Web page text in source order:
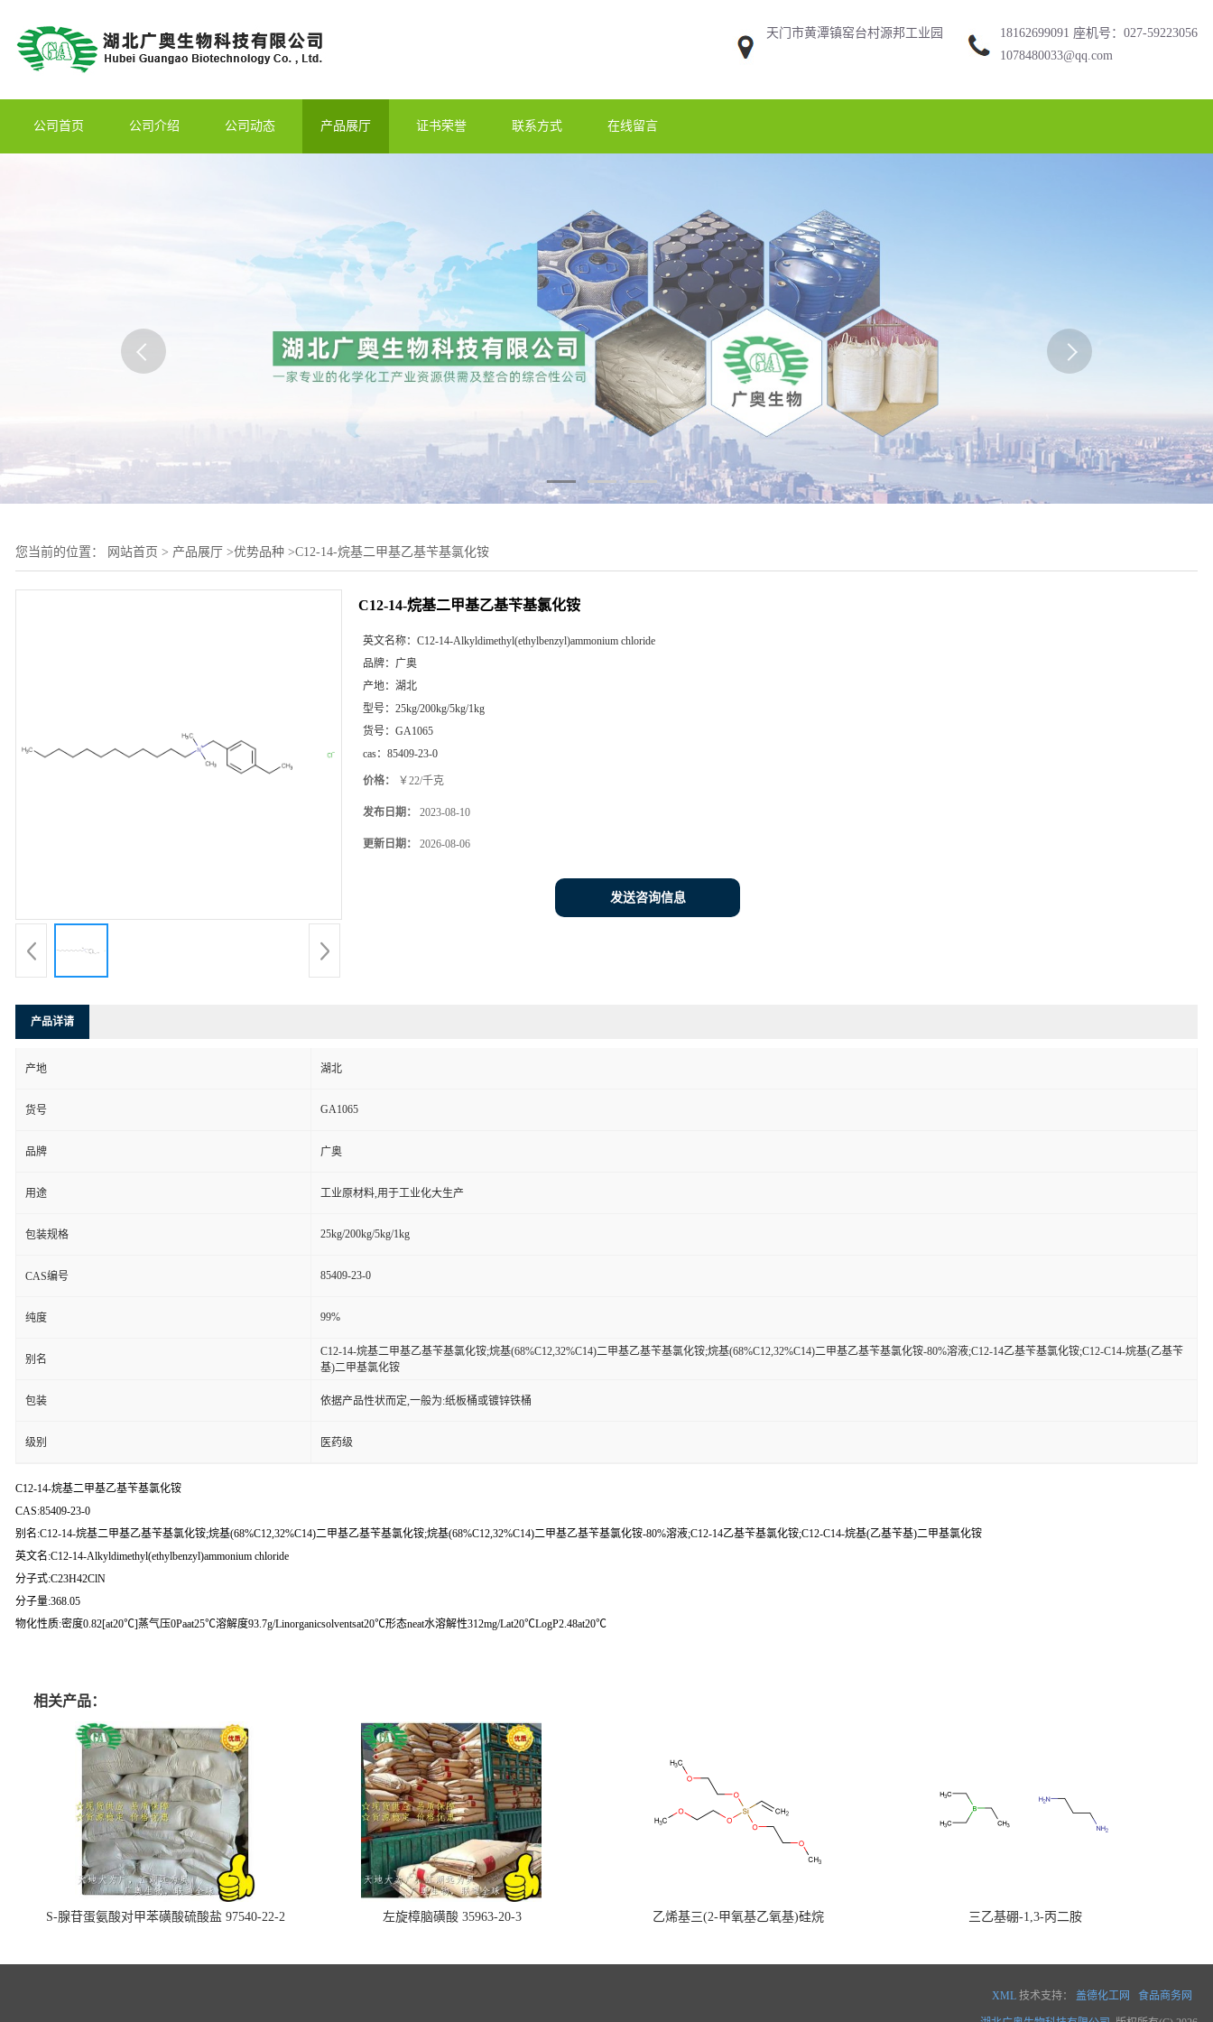
天门市黄潭镇窑台村源邦工业园
18162699091 座机号：027-59223056
1078480033@qq.com
公司首页 公司介绍 公司动态 产品展厅 证书荣誉 联系方式 在线留言
您当前的位置： 网站首页 > 产品展厅 >优势品种 >C12-14-烷基二甲基乙基苄基氯化铵
C12-14-烷基二甲基乙基苄基氯化铵
英文名称： C12-14-Alkyldimethyl(ethylbenzyl)ammonium chloride
品牌： 广奥
产地： 湖北
型号： 25kg/200kg/5kg/1kg
货号： GA1065
cas： 85409-23-0
价格： ￥22/千克
发布日期： 2023-08-10
更新日期： 2026-08-06
发送咨询信息
产品详请
产地 湖北
货号 GA1065
品牌 广奥
用途 工业原材料,用于工业化大生产
包装规格 25kg/200kg/5kg/1kg
CAS编号 85409-23-0
纯度 99%
别名
C12-14-烷基二甲基乙基苄基氯化铵;烷基(68%C12,32%C14)二甲基乙基苄基氯化铵;烷基(68%C12,32%C14)二甲基乙基苄基氯化铵-80%溶液;C12-14乙基苄基氯化铵;C12-C14-烷基(乙基苄
基)二甲基氯化铵
包装 依据产品性状而定,一般为:纸板桶或镀锌铁桶
级别 医药级
C12-14-烷基二甲基乙基苄基氯化铵
CAS:85409-23-0
别名:C12-14-烷基二甲基乙基苄基氯化铵;烷基(68%C12,32%C14)二甲基乙基苄基氯化铵;烷基(68%C12,32%C14)二甲基乙基苄基氯化铵-80%溶液;C12-14乙基苄基氯化铵;C12-C14-烷基(乙基苄基)二甲基氯化铵
英文名:C12-14-Alkyldimethyl(ethylbenzyl)ammonium chloride
分子式:C23H42ClN
分子量:368.05
物化性质:密度0.82[at20℃]蒸气压0Paat25℃溶解度93.7g/Linorganicsolventsat20℃形态neat水溶解性312mg/Lat20℃LogP2.48at20℃
相关产品：
S-腺苷蛋氨酸对甲苯磺酸硫酸盐 97540-22-2 左旋樟脑磺酸 35963-20-3 乙烯基三(2-甲氧基乙氧基)硅烷 三乙基硼-1,3-丙二胺
XML 技术支持： 盖德化工网 食品商务网